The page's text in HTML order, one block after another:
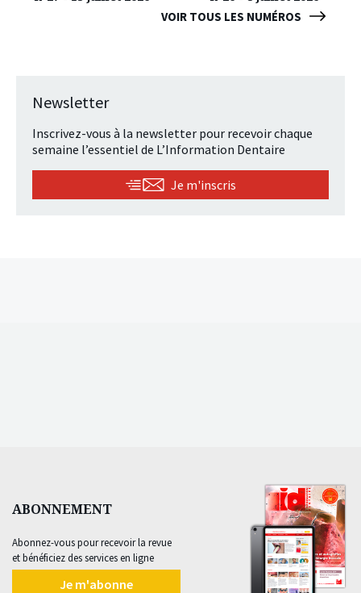
VOIR TOUS LES NUMÉROS
Newsletter
Inscrivez-vous à la newsletter pour recevoir chaque
semaine l’essentiel de L’Information Dentaire
Je m'inscris
ABONNEMENT
Abonnez-vous pour recevoir la revue
et bénéficiez des services en ligne
Je m'abonne